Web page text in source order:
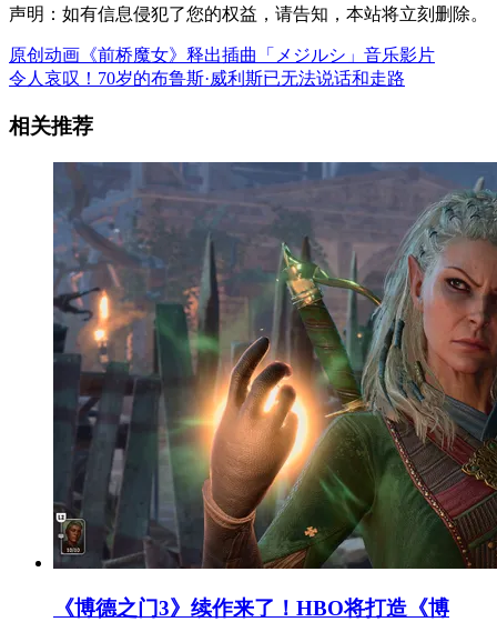
声明：如有信息侵犯了您的权益，请告知，本站将立刻删除。
原创动画《前桥魔女》释出插曲「メジルシ」音乐影片
令人哀叹！70岁的布鲁斯·威利斯已无法说话和走路
相关推荐
《博德之门3》续作来了！HBO将打造《博